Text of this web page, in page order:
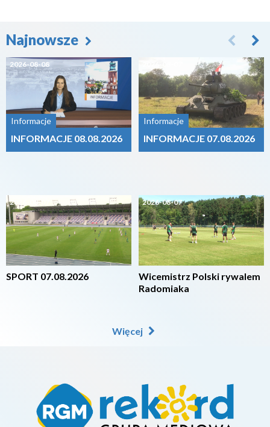
Najnowsze
2026-08-08
Informacje
INFORMACJE 08.08.2026
2026-08-07
SPORT 07.08.2026
Informacje
INFORMACJE 07.08.2026
2026-08-07
Wicemistrz Polski rywalem
Radomiaka
Więcej